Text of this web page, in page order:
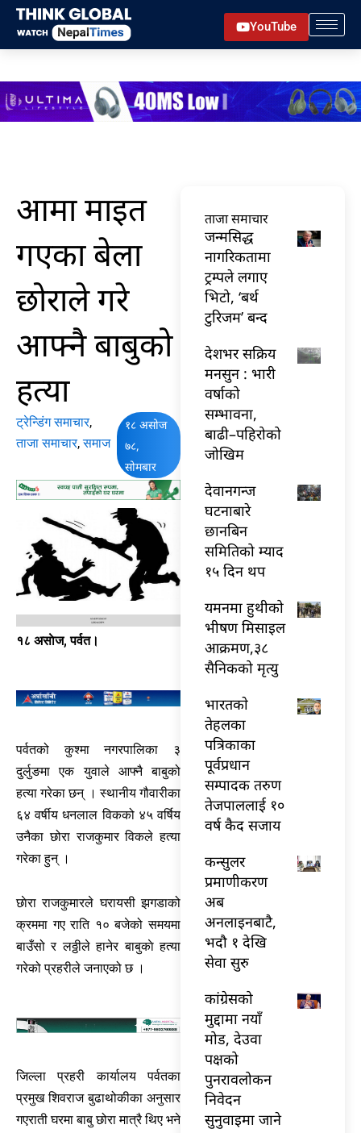
Skip
content
YouTube
आमा माइत
गएका बेला
छोराले गरे
आफ्नै बाबुको
हत्या
ट्रेन्डिंग समाचार,
ताजा समाचार,समाज
१८ असोज
७८,
सोमबार
१८ असाेज, पर्वत।
पर्वतको कुश्मा नगरपालिका ३
दुर्लुङमा एक युवाले आफ्नै बाबुको
हत्या गरेका छन् । स्थानीय गौवारीका
६४ वर्षीय धनलाल विकको ४५ वर्षिय
उनैका छोरा राजकुमार विकले हत्या
गरेका हुन् ।
छाेरा राजकुमारले घरायसी झगडाको
क्रममा गए राति १० बजेको समयमा
बाउँसो र लठ्ठीले हानेर बाबुकाे हत्या
गरेको प्रहरीले जनाएको छ ।
जिल्ला प्रहरी कार्यालय पर्वतका
प्रमुख शिवराज बुढाथोकीका अनुसार
गएराती घरमा बाबु छोरा मात्रै थिए भने
ताजा समाचार
जन्मसिद्ध
नागरिकतामा
ट्रम्पले लगाए
भिटो, ‘बर्थ
टुरिजम’ बन्द
देशभर सक्रिय
मनसुन : भारी
वर्षाको
सम्भावना,
बाढी–पहिरोको
जोखिम
देवानगन्ज
घटनाबारे
छानबिन
समितिको म्याद
१५ दिन थप
यमनमा हुथीको
भीषण मिसाइल
आक्रमण,३८
सैनिकको मृत्यु
भारतकाे
तेहलका
पत्रिकाका
पूर्वप्रधान
सम्पादक तरुण
तेजपाललाई १०
वर्ष कैद सजाय
कन्सुलर
प्रमाणीकरण
अब
अनलाइनबाटै,
भदौ १ देखि
सेवा सुरु
कांग्रेसको
मुद्दामा नयाँ
मोड, देउवा
पक्षको
पुनरावलोकन
निवेदन
सुनुवाइमा जाने